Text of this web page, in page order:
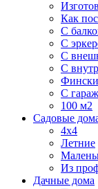
Как
С
С
С
С
С
100 м2
Садовые
4х4
Летние
Из
Дачные дома